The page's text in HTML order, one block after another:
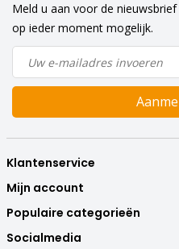
Meld u aan voor de
op ieder moment mogelijk.
Klantenservice
Mijn account
Populaire categorieën
Socialmedia